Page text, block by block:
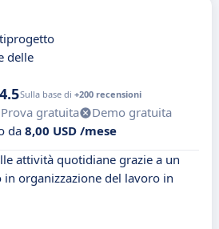
delle
4.5Sulla base di +200 recensioni
Prova gratuita
Demo gratuita
da 8,00 USD /mese
attività quotidiane grazie a un
in organizzazione del lavoro in